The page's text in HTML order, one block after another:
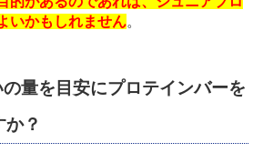
いかもしれません。
量を目安にプロテインバーを
？